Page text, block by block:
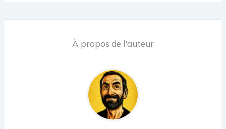
À propos de l'auteur